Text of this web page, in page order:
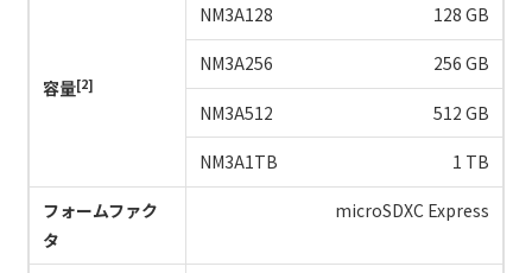
容量[2]
128 GB
256 GB
512 GB
1 TB
フォームファク
タ
microSDXC Express